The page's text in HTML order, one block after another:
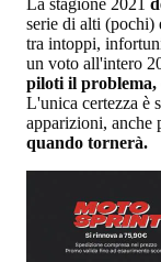
La stagione 2021
serie di alti (pochi)
tra intoppi,
un voto all'intero
piloti il problema,
L'unica certezza è
apparizioni, anche
quando tornerà.